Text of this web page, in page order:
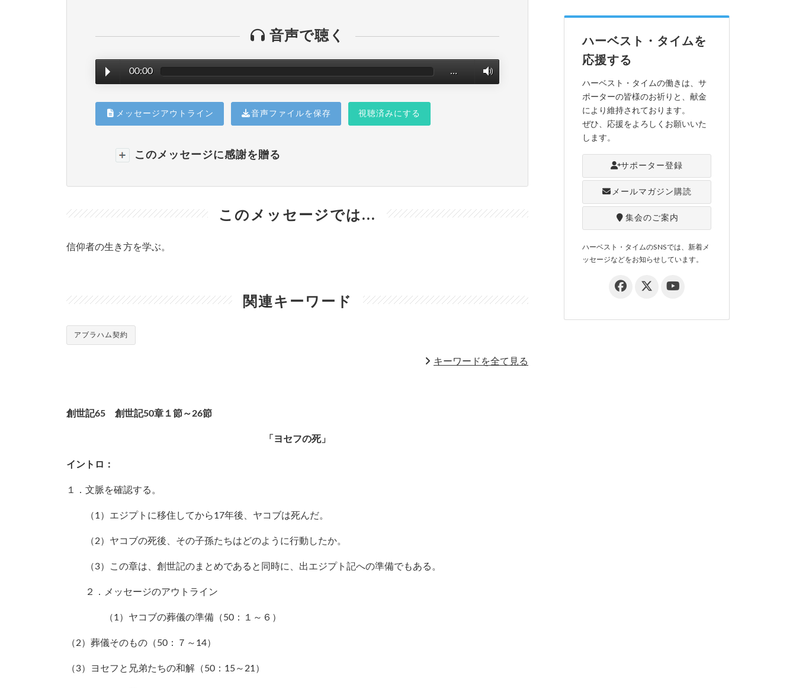
音声で聴く
00:00 …
メッセージアウトライン 音声ファイルを保存 視聴済みにする
このメッセージに感謝を贈る
このメッセージでは...
信仰者の生き方を学ぶ。
関連キーワード
アブラハム契約
キーワードを全て見る
創世記65 創世記50章１節～26節
「ヨセフの死」
イントロ：
１．文脈を確認する。
（1）エジプトに移住してから17年後、ヤコブは死んだ。
（2）ヤコブの死後、その子孫たちはどのように行動したか。
（3）この章は、創世記のまとめであると同時に、出エジプト記への準備でもある。
２．メッセージのアウトライン
（1）ヤコブの葬儀の準備（50：１～６）
（2）葬儀そのもの（50：７～14）
（3）ヨセフと兄弟たちの和解（50：15～21）
ハーベスト・タイムを
応援する
ハーベスト・タイムの働きは、サ
ポーターの皆様のお祈りと、献金
により維持されております。
ぜひ、応援をよろしくお願いいた
します。
サポーター登録
メールマガジン購読
集会のご案内
ハーベスト・タイムのSNSでは、新着メ
ッセージなどをお知らせしています。